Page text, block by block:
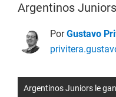
Argentinos
PorGustavo
Argentinos Juniors le